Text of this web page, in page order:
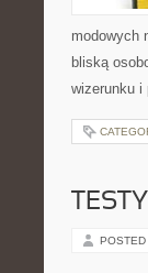
modowych
bliską
wizerunku i
POSTED